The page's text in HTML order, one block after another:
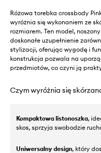
Różowa torebka crossbody
wyróżnia się wykonaniem ze
rozmiarem. Ten model,
doskonałe uzupełnienie
stylizacji, oferując wygodę i
konstrukcja pozwala na
przedmiotów, co czyni ją
Czym wyróżnia się
Kompaktowa listonoszka,
skos, sprzyja swobodzie
Uniwersalny design, który